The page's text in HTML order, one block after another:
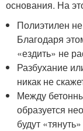
основания. На
Полиэтилен
Благодаря
«ездить» не
Разбухание
никак не
Между
образуется
будут